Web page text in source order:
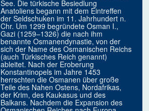
See. Die türkische Besiedlung
Anatoliens begann mit dem Eintreffen
der Seldschuken im 11. Jahrhundert n.
Chr. Um 1299 begründete Osman I.,
Gazi (1259–1326) die nach ihm
benannte Osmanendynastie, von der
sich der Name des Osmanischen Reichs
(auch Türkisches Reich genannt)
ableitet. Nach der Eroberung
Konstantinopels im Jahre 1453
herrschten die Osmanen über große
Teile des Nahen Ostens, Nordafrikas,
der Krim, des Kaukasus und des
Balkans. Nachdem die Expansion des